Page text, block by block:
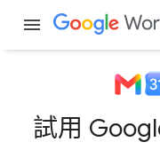
menu
試用